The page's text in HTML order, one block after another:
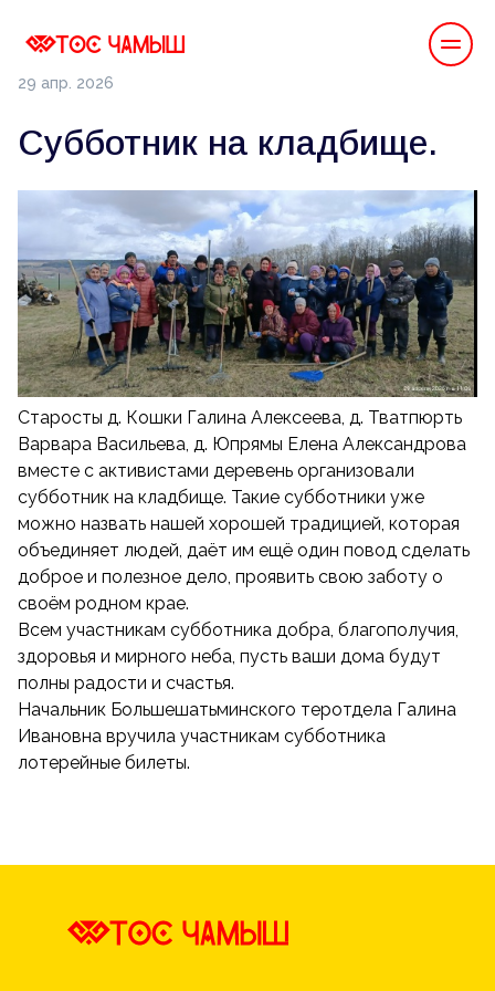
29 апр. 2026
Субботник на кладбище.
Старосты д. Кошки Галина Алексеева, д. Тватпюрть
Варвара Васильева, д. Юпрямы Елена Александрова
вместе с активистами деревень организовали
субботник на кладбище. Такие субботники уже
можно назвать нашей хорошей традицией, которая
объединяет людей, даёт им ещё один повод сделать
доброе и полезное дело, проявить свою заботу о
своём родном крае.
Всем участникам субботника добра, благополучия,
здоровья и мирного неба, пусть ваши дома будут
полны радости и счастья.
Начальник Большешатьминского теротдела Галина
Ивановна вручила участникам субботника
лотерейные билеты.